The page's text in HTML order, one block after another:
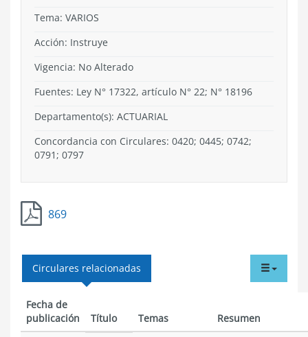
Tema: VARIOS
Acción: Instruye
Vigencia: No Alterado
Fuentes: Ley N° 17322, artículo N° 22; N° 18196
Departamento(s): ACTUARIAL
Concordancia con Circulares: 0420; 0445; 0742;
0791; 0797
869
menu
Circulares relacionadas
Fecha de
publicación
Título Temas
Resumen